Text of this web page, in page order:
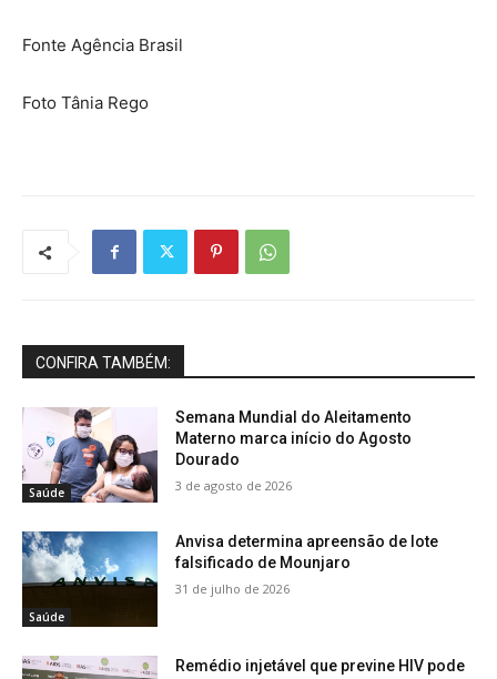
Fonte Agência Brasil
Foto Tânia Rego
CONFIRA TAMBÉM:
Saúde
Semana Mundial do Aleitamento
Materno marca início do Agosto
Dourado
3 de agosto de 2026
Saúde
Anvisa determina apreensão de lote
falsificado de Mounjaro
31 de julho de 2026
Remédio injetável que previne HIV pode